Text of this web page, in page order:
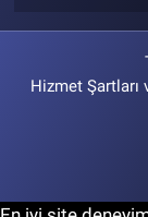
Hizmet Şartları